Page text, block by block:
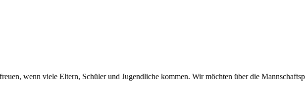
wenn viele Eltern, Schüler und Jugendliche kommen. Wir möchten über die